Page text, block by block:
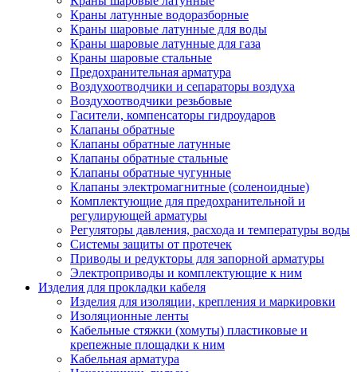
Краны латунные водоразборные
Краны шаровые латунные для воды
Краны шаровые латунные для газа
Краны шаровые стальные
Предохранительная арматура
Воздухоотводчики и сепараторы воздуха
Воздухоотводчики резьбовые
Гасители, компенсаторы гидроударов
Клапаны обратные
Клапаны обратные латунные
Клапаны обратные стальные
Клапаны обратные чугунные
Клапаны электромагнитные (соленоидные)
Комплектующие для предохранительной и
регулирующей арматуры
Регуляторы давления, расхода и температуры воды
Системы защиты от протечек
Приводы и редукторы для запорной арматуры
Электроприводы и комплектующие к ним
Изделия для прокладки кабеля
Изделия для изоляции, крепления и маркировки
Изоляционные ленты
Кабельные стяжки (хомуты) пластиковые и
крепежные площадки к ним
Кабельная арматура